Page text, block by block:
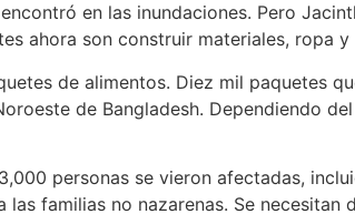
en las inundaciones. Pero
ahora son construir materiales, ropa y
de alimentos. Diez mil paquetes
de Bangladesh. Dependiendo
personas se vieron afectadas,
familias no nazarenas. Se necesitan